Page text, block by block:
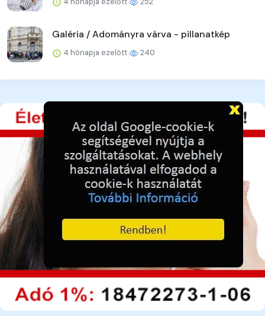
Galéria / Adományra várva - pillanatkép
4 hónapja ezelőtt 240